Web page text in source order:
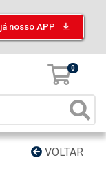
nosso APP
0
VOLTAR